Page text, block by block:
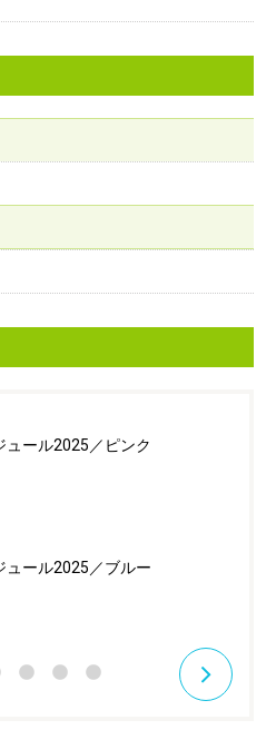
ュール2025／ピンク
ュール2025／ブルー